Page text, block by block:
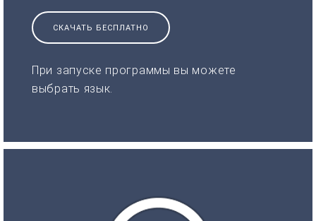
СКАЧАТЬ БЕСПЛАТНО
При запуске программы вы можете
выбрать язык.